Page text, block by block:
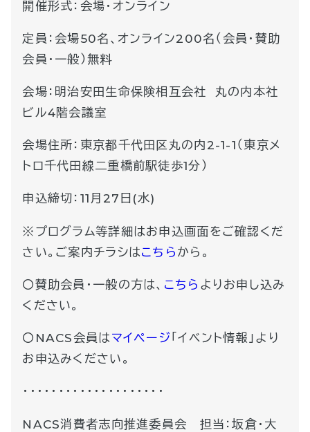
開催形式：会場・オンライン
定員：会場50名、オンライン200名（会員・賛助
会員・一般）無料
会場：明治安田生命保険相互会社 丸の内本社
ビル4階会議室
会場住所：東京都千代田区丸の内2-1-1（東京メ
トロ千代田線二重橋前駅徒歩1分）
申込締切：11月27日(水)
※プログラム等詳細はお申込画面をご確認くだ
さい。ご案内チラシはこちらから。
〇賛助会員・一般の方は、 こちら よりお申し込み
ください。
〇NACS会員はマイページ「イベント情報」より
お申込みください。
・・・・・・・・・・・・・・・・・・・・
NACS消費者志向推進委員会 担当：坂倉・大